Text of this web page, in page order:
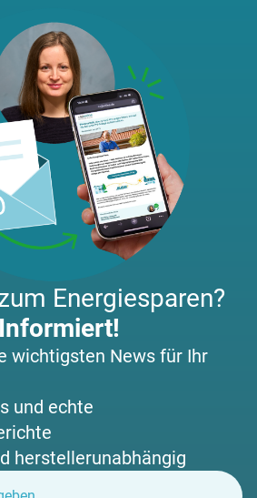
Energiesparen?
wichtigsten News für Ihr
und echte
herstellerunabhängig